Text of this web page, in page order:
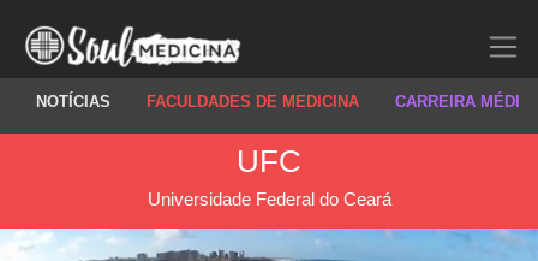
NOTÍCIAS FACULDADES DE MEDICINA CARREIRA
UFC
Universidade Federal do Ceará